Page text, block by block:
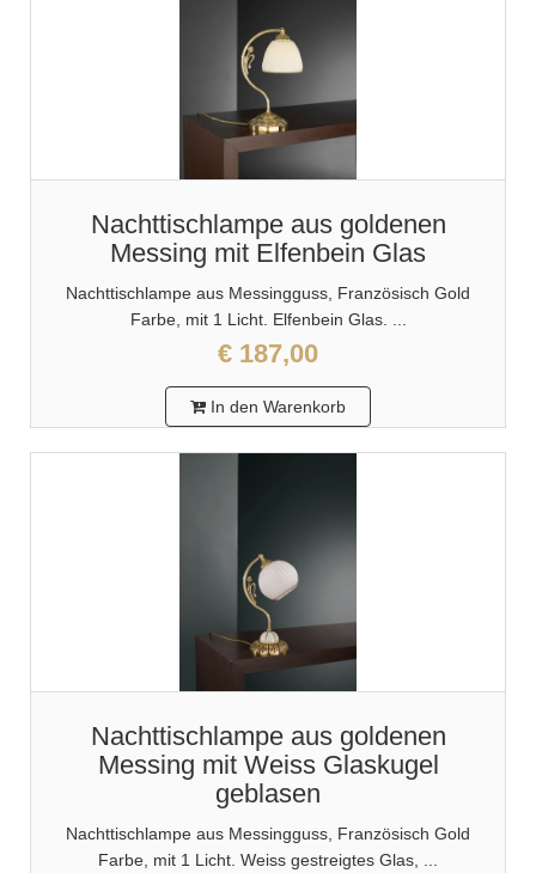
Nachttischlampe aus goldenen
Messing mit Elfenbein Glas
Nachttischlampe aus Messingguss, Französisch Gold
Farbe, mit 1 Licht. Elfenbein Glas. ...
€ 187,00
In den Warenkorb
Nachttischlampe aus goldenen
Messing mit Weiss Glaskugel
geblasen
Nachttischlampe aus Messingguss, Französisch Gold
Farbe, mit 1 Licht. Weiss gestreigtes Glas, ...